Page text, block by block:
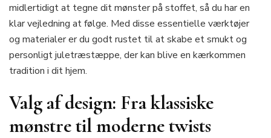
midlertidigt at tegne dit mønster på stoffet, så du har en
klar vejledning at følge. Med disse essentielle værktøjer
og materialer er du godt rustet til at skabe et smukt og
personligt juletræstæppe, der kan blive en kærkommen
tradition i dit hjem.
Valg af design: Fra klassiske
mønstre til moderne twists